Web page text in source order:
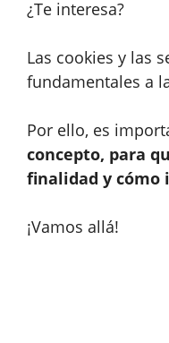
¿Te interesa?
Las cookies y las
fundamentales a
Por ello, es
concepto, para
finalidad y
¡Vamos allá!